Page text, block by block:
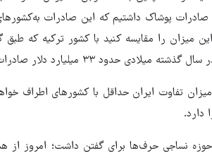
از ۸۰ میلیون دلار صادرات پوشاک داشتیم که این صادرات
میزان را مقایسه کنید با کشور ترکیه که طبق
۳۳ میلیارد دلار صادرات داشته است.
میزان تفاوت ایران حداقل با کشورهای اطراف
دارد.
نساجی حرف‌ها برای گفتن داشت؛ امروز از
جنگ‌طلبی است!